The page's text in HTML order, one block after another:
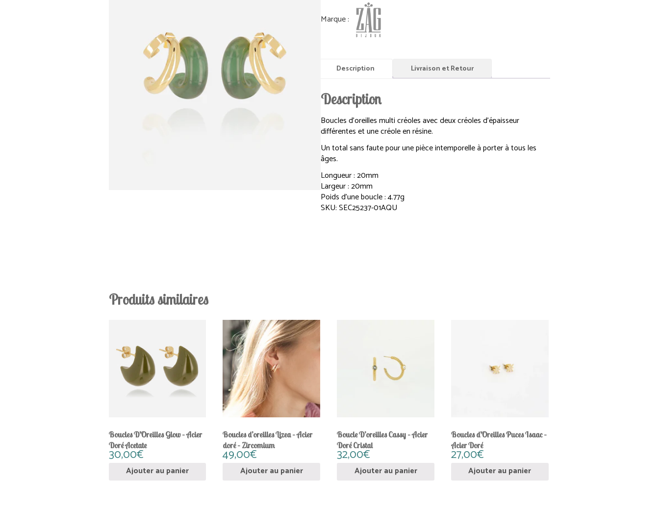
Description Livraison et Retour
Description
Boucles d’oreilles multi créoles avec deux créoles d’épaisseur
différentes et une créole en résine.
Un total sans faute pour une pièce intemporelle à porter à tous les
âges.
Longueur : 20mm
Largeur : 20mm
Poids d’une boucle : 4.77g
SKU: SEC25237-01AQU
Produits similaires
Boucles D’Oreilles Glow – Acier
Doré Acetate
30,00€
Ajouter au panier
Boucles d’oreilles Lizea – Acier
doré – Zircomium
49,00€
Ajouter au panier
Boucle D’oreilles Cassy – Acier
Doré Cristal
32,00€
Ajouter au panier
Boucles d’Oreilles Puces Isaac –
Acier Doré
27,00€
Ajouter au panier